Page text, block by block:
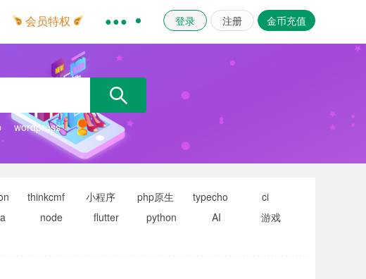
会员特权 ●●● 登录 注册 金币充值
wordpress
thinkcmf 小程序 php原生 typecho
ci
node flutter python AI
游戏